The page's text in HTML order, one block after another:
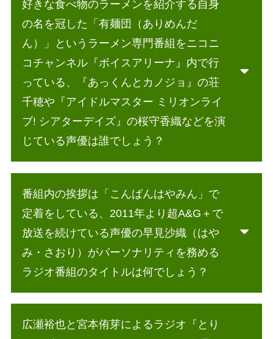
好きな食べ物のラーメンを紹介する自身
の名を冠した「有麺団（ありめんだ
ん）」というラーメン専門番組をニコニ
コチャンネル『ボイスアリーナ』内で行
っている、『あっくんとカノジョ』の荘
千穂や『アイドルマスター ミリオンライ
ブ! シアターデイズ』の桜守香織などを演
じている声優は誰でしょう？
番組内の挨拶は「こんばんはやみん」で
定着をしている、2011年より超A&G＋で
放送を続けている声優の早見沙織（はや
み・さおり）がパーソナリティを務める
ラジオ番組のタイトルは何でしょう？
広瀬裕也と宮本侑芽によるラジオ『とり